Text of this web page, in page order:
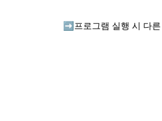
➡️ 프로그램 실행 시 다